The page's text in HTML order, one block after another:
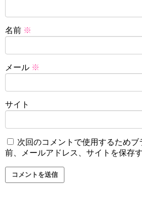
名前 ※
メール ※
サイト
次回のコメントで使用するためブ
前、メールアドレス、サイトを保存す